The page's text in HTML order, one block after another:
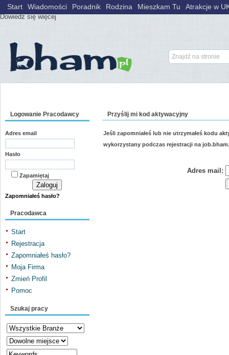
Wykorzystujemy pliki cookies, aby nasz serwis lepiej spełniał Państwa
Dowiedz się więcej
Start Wiadomości Poradnik Rodzina Mieszkam Tu Atrakcje w
Logowanie Pracodawcy
Adres email
Hasło
Zapamiętaj
Zapomniałeś hasło?
Pracodawca
Start
Rejestracja
Zapomniałeś hasło?
Moja Firma
Zmień Profil
Pomoc
Szukaj pracy
Przyślij mi kod aktywacyjny
Jeśli zapomniałeś lub nie utrzymałeś kodu
wykorzystany podczas rejestracji na
Adres mail: